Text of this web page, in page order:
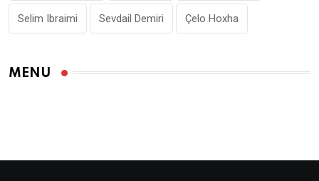
Selim Ibraimi Sevdail Demiri Çelo Hoxha
MENU